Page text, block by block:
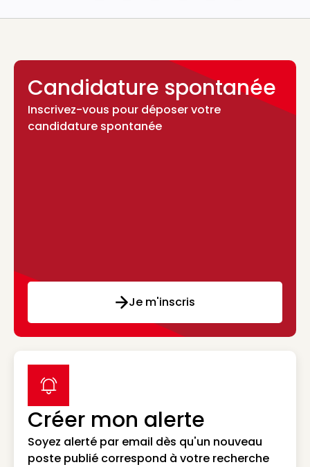
Candidature spontanée
Inscrivez-vous pour déposer votre
candidature spontanée
Je m'inscris
Créer mon alerte
Soyez alerté par email dès qu'un nouveau
poste publié correspond à votre recherche
label icon